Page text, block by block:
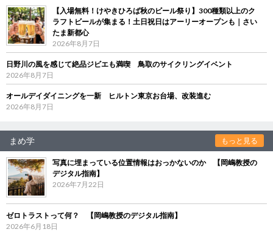
【入場無料！けやきひろば秋のビール祭り】300種類以上のク
ラフトビールが集まる！土日祝日はアーリーオープンも｜さい
たま新都心
2026年8月7日
日野川の風を感じて絶品ジビエも満喫 鳥取のサイクリングイベント
2026年8月7日
オールデイダイニングを一新 ヒルトン東京お台場、改装進む
2026年8月7日
まめ学 もっと見る
写真に埋まっている位置情報はおっかないのか 【岡嶋教授の
デジタル指南】
2026年7月22日
ゼロトラストって何？ 【岡嶋教授のデジタル指南】
2026年6月18日